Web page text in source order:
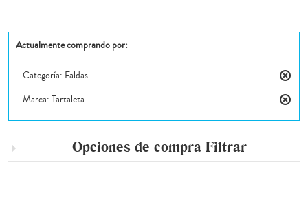
Actualmente comprando por:
este
Categoría: Faldas
este
Marca: Tartaleta
Opciones de compra Filtrar